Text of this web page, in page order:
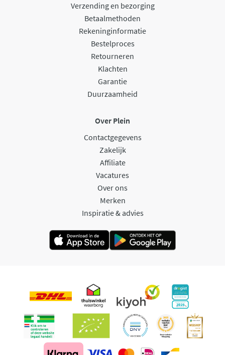
Verzending en bezorging
Betaalmethoden
Rekeninginformatie
Bestelproces
Retourneren
Klachten
Garantie
Duurzaamheid
Over Plein
Contactgegevens
Zakelijk
Affiliate
Vacatures
Over ons
Merken
Inspiratie & advies